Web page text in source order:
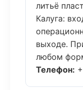
литьё
Калуга:
выходе.
любом
Телефон: